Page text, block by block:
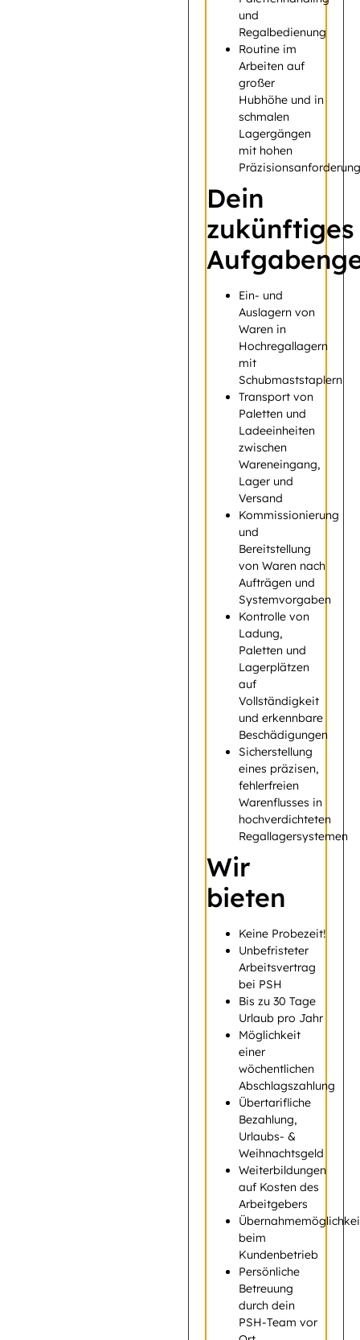
und
Regalbedienung
Routine im
Arbeiten auf
großer
Hubhöhe und in
schmalen
Lagergängen
mit hohen
Dein
zukünftiges
Ein- und
Auslagern von
Waren in
Hochregallagern
mit
Schubmaststaplern
Transport von
Paletten und
Ladeeinheiten
zwischen
Wareneingang,
Lager und
Versand
Kommissionierung
und
Bereitstellung
von Waren nach
Aufträgen und
Systemvorgaben
Kontrolle von
Ladung,
Paletten und
Lagerplätzen
auf
Vollständigkeit
und erkennbare
Beschädigungen
Sicherstellung
eines präzisen,
fehlerfreien
Warenflusses in
hochverdichteten
Regallagersystemen
Wir
bieten
Keine Probezeit!
Unbefristeter
Arbeitsvertrag
bei PSH
Bis zu 30 Tage
Urlaub pro Jahr
Möglichkeit
einer
wöchentlichen
Abschlagszahlung
Übertarifliche
Bezahlung,
Urlaubs- &
Weihnachtsgeld
Weiterbildungen
auf Kosten des
Arbeitgebers
beim
Kundenbetrieb
Persönliche
Betreuung
durch dein
PSH-Team vor